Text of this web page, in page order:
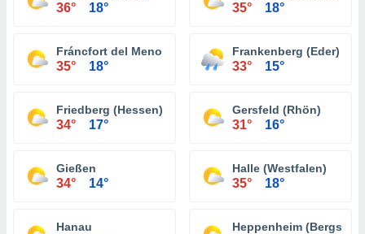
36° 18° 35° 18°
Fráncfort del Meno
35° 18°
Frankenberg (Eder)
33° 15°
Friedberg (Hessen)
34° 17°
Gersfeld (Rhön)
31° 16°
Gießen
34° 14°
Halle (Westfalen)
35° 18°
Hanau Heppenheim